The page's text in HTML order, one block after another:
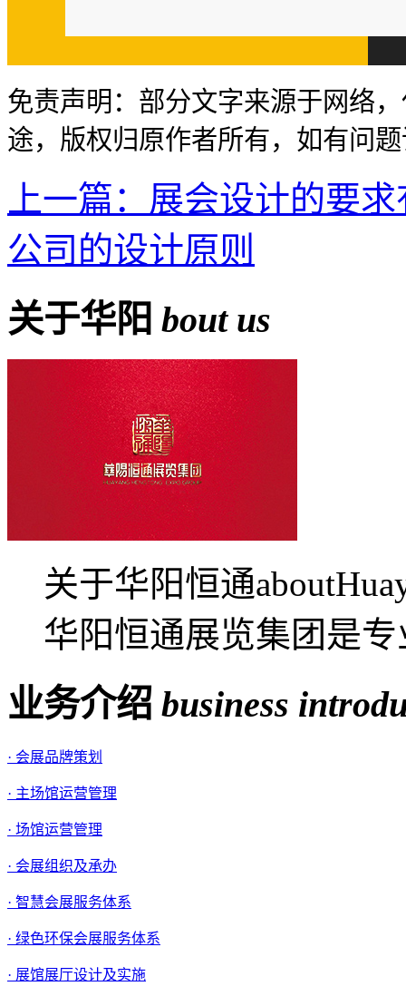
免责声明：部分文字来源于网络
途，版权归原作者所有，如有问
上一篇：展会设计的要
公司的设计原则
关于华阳 bout us
关于华阳恒通
华阳恒通展览集团是
业务介绍 business
· 会展品牌策划
· 主场馆运营管理
· 场馆运营管理
· 会展组织及承办
· 智慧会展服务体系
· 绿色环保会展服务体系
· 展馆展厅设计及实施